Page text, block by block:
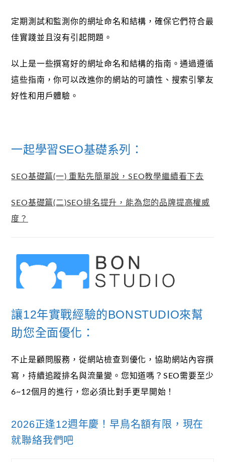
定期測試和監測你的網址命名和結構，確保它們符合最
佳實踐並且沒有引起問題。
以上是一些撰寫好的網址命名和結構的指南。通過遵循
這些指南，你可以改進你的網站的可讀性、搜索引擎友
好性和用戶體驗。
一起學習SEO基礎系列：
SEO基礎篇(一) 重點先簡單說，SEO教學繼續看下去
SEO基礎篇(二)SEO排名提升，能為您的品牌提高權威
度？
讓12年實戰經驗的BONSTUDIO來幫
助您全面優化：
不止是顧問服務，從網站檢查到優化，協助網站內容撰
寫，持續追蹤排名與流量變。您知道嗎？SEO需要至少
6~12個月的進行，您必須比對手更早開始！
2026正逢12週年慶！早鳥名額有限，現在
就聯絡我們吧